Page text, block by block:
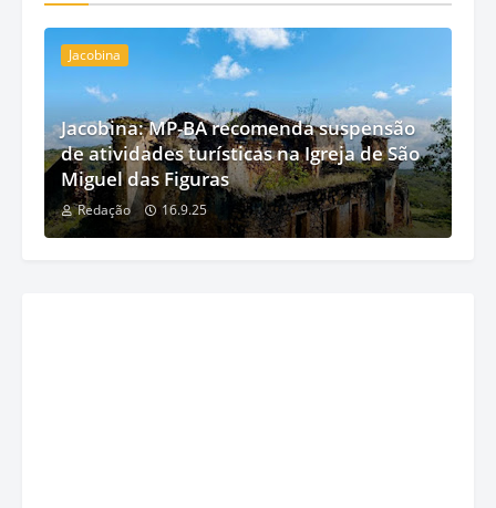
Jacobina
Jacobina: MP-BA recomenda suspensão
de atividades turísticas na Igreja de São
Miguel das Figuras
Redação 16.9.25